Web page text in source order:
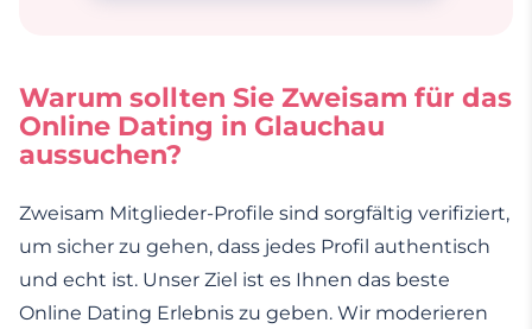
Warum sollten Sie Zweisam für das
Online Dating in Glauchau
aussuchen?
Zweisam Mitglieder-Profile sind sorgfältig verifiziert,
um sicher zu gehen, dass jedes Profil authentisch
und echt ist. Unser Ziel ist es Ihnen das beste
Online Dating Erlebnis zu geben. Wir moderieren